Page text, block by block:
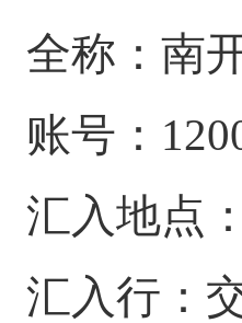
全称：南
账号：
汇入地点
汇入行：